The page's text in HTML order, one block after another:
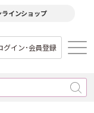
ラインショップ
グイン･会員登録